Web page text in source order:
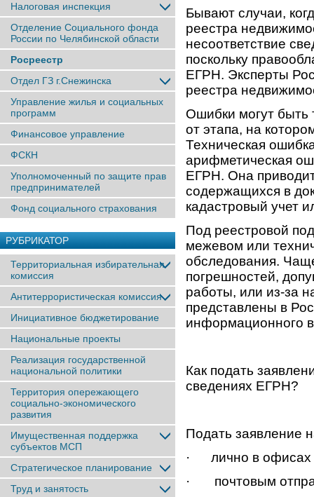
Налоговая инспекция
Отделение Социального фонда
России по Челябинской области
Росреестр
Отдел ГЗ г.Снежинска
Управление жилья и социальных
программ
Финансовое управление
ФСКН
Уполномоченный по защите прав
предпринимателей
Фонд социального страхования
РУБРИКАТОР
Территориальная избирательная
комиссия
Антитеррористическая комиссия
Инициативное бюджетирование
Национальные проекты
Реализация государственной
национальной политики
Территория опережающего
социально-экономического
развития
Имущественная поддержка
субъектов МСП
Стратегическое планирование
Труд и занятость
Бывают случаи,
реестра
несоответствие
поскольку
ЕГРН. Эксперты
реестра
Ошибки могут быть
от этапа, на
Техническая
арифметическая
ЕГРН. Она
содержащихся в
кадастровый учет
Под реестровой
межевом или
обследования.
погрешностей,
работы, или из-за
представлены в
информационного
Как подать
сведениях ЕГРН?
Подать заявление
· лично в
· почтовым